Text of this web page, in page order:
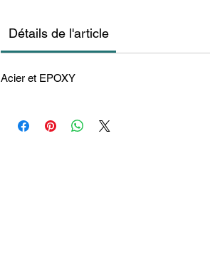
Détails de l'article
Acier et EPOXY